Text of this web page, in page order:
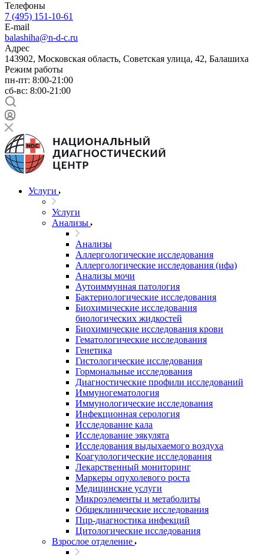
Телефоны
7 (495) 151-10-61
E-mail
balashiha@n-d-c.ru
Адрес
143902, Московская область, Советская улица, 42, Балашиха
Режим работы
пн-пт: 8:00-21:00
сб-вс: 8:00-21:00
Услуги
Услуги
Анализы
Анализы
Аллергологические исследования
Аллергологические исследования (ифа)
Анализы мочи
Аутоиммунная патология
Бактериологические исследования
Биохимические исследования
биологических жидкостей
Биохимические исследования крови
Гематологические исследования
Генетика
Гистологические исследования
Гормональные исследования
Диагностические профили исследований
Иммуногематология
Иммунологические исследования
Инфекционная серология
Исследование кала
Исследование эякулята
Исследования выдыхаемого воздуха
Коагулологические исследования
Лекарственный мониторинг
Маркеры опухолевого роста
Медицинские услуги
Микроэлементы и метаболиты
Общеклинические исследования
Пцр-диагностика инфекций
Цитологические исследования
Взрослое отделение